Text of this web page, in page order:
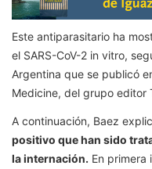
Este antiparasitario ha
el SARS-CoV-2 in vitro,
Argentina que se publicó
Medicine, del grupo editor
A continuación, Baez
positivo que han sido
la internación. En primera